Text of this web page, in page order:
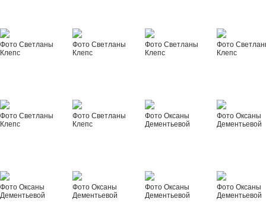
Фото Светланы
Клепс
Фото Светланы
Клепс
Фото Светланы
Клепс
Фото
Клепс
Фото Светланы
Клепс
Фото Светланы
Клепс
Фото Оксаны
Дементьевой
Фото Оксаны
Дементьевой
Фото Оксаны
Дементьевой
Фото Оксаны
Дементьевой
Фото Оксаны
Дементьевой
Фото Оксаны
Дементьевой